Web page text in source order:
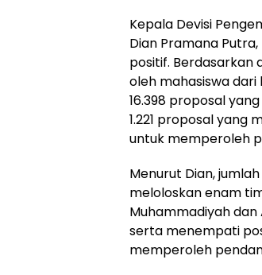
Kepala Devisi
Dian Pramana
positif. Berdasarkan
oleh mahasiswa dari
16.398 proposal
1.221 proposal yang
untuk memperoleh
Menurut Dian,
meloloskan enam
Muhammadiyah dan
serta menempati
memperoleh